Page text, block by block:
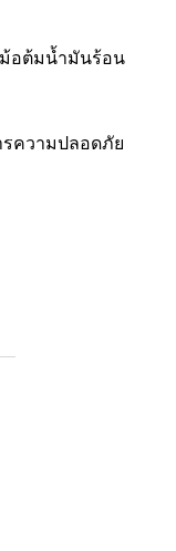
อต้มน้ำมันร้อน
รความปลอดภัย